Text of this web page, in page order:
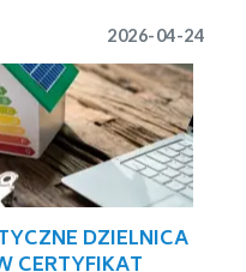
2026-04-24
DZIELNICA